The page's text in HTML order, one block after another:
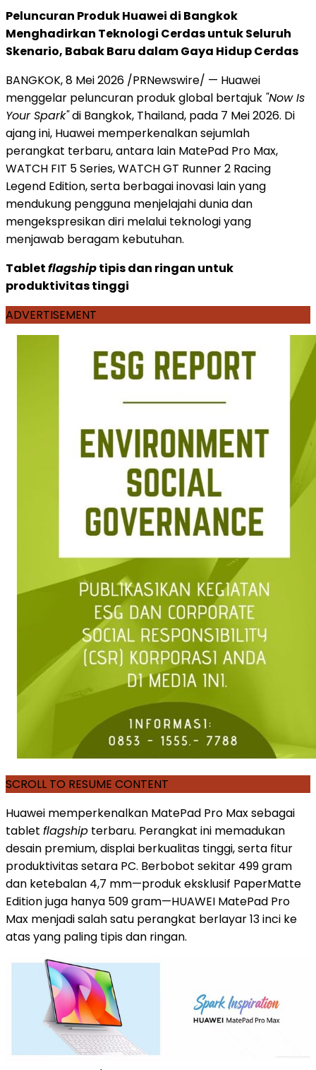
Peluncuran Produk Huawei di Bangkok
Menghadirkan Teknologi Cerdas untuk Seluruh
Skenario, Babak Baru dalam Gaya Hidup Cerdas
BANGKOK, 8 Mei 2026 /PRNewswire/ — Huawei
menggelar peluncuran produk global bertajuk "Now Is
Your Spark"di Bangkok, Thailand, pada 7 Mei 2026. Di
ajang ini, Huawei memperkenalkan sejumlah
perangkat terbaru, antara lain MatePad Pro Max,
WATCH FIT 5 Series, WATCH GT Runner 2 Racing
Legend Edition, serta berbagai inovasi lain yang
mendukung pengguna menjelajahi dunia dan
mengekspresikan diri melalui teknologi yang
menjawab beragam kebutuhan.
Tabletflagshiptipis dan ringan untuk
produktivitas tinggi
ADVERTISEMENT
SCROLL TO RESUME CONTENT
Huawei memperkenalkan MatePad Pro Max sebagai
tablet flagship terbaru. Perangkat ini memadukan
desain premium, displai berkualitas tinggi, serta fitur
produktivitas setara PC. Berbobot sekitar 499 gram
dan ketebalan 4,7 mm—produk eksklusif PaperMatte
Edition juga hanya 509 gram—HUAWEI MatePad Pro
Max menjadi salah satu perangkat berlayar 13 inci ke
atas yang paling tipis dan ringan.